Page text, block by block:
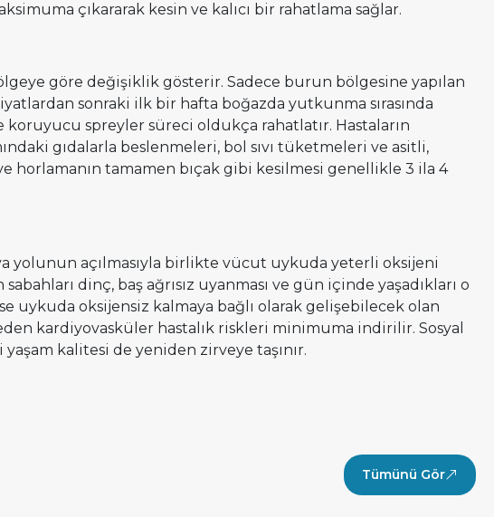
çıkararak kesin ve kalıcı bir rahatlama sağlar.
göre değişiklik gösterir. Sadece burun bölgesine yapılan
sonraki ilk bir hafta boğazda yutkunma sırasında
spreyler süreci oldukça rahatlatır. Hastaların
gıdalarla beslenmeleri, bol sıvı tüketmeleri ve asitli,
horlamanın tamamen bıçak gibi kesilmesi genellikle 3 ila 4
yolunun açılmasıyla birlikte vücut uykuda yeterli oksijeni
dinç, baş ağrısız uyanması ve gün içinde yaşadıkları o
uykuda oksijensiz kalmaya bağlı olarak gelişebilecek olan
kardiyovasküler hastalık riskleri minimuma indirilir. Sosyal
kalitesi de yeniden zirveye taşınır.
Tümünü Gör